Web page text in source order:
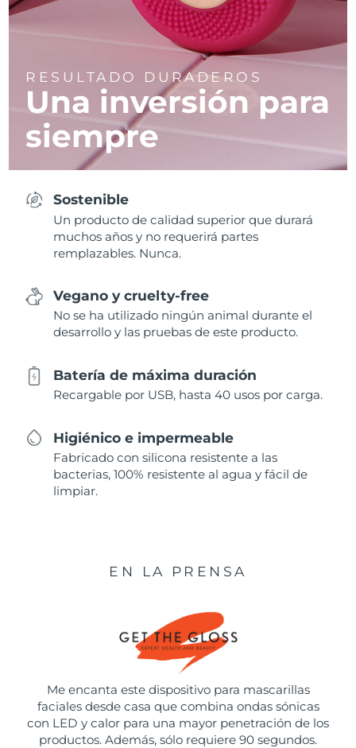
RESULTADO DURADEROS
Una inversión para
siempre
Sostenible
Un producto de calidad superior que durará
muchos años y no requerirá partes
remplazables. Nunca.
Vegano y cruelty-free
No se ha utilizado ningún animal durante el
desarrollo y las pruebas de este producto.
Batería de máxima duración
Recargable por USB, hasta 40 usos por carga.
Higiénico e impermeable
Fabricado con silicona resistente a las
bacterias, 100% resistente al agua y fácil de
limpiar.
EN LA PRENSA
Me encanta este dispositivo para mascarillas
faciales desde casa que combina ondas sónicas
con LED y calor para una mayor penetración de los
productos. Además, sólo requiere 90 segundos.